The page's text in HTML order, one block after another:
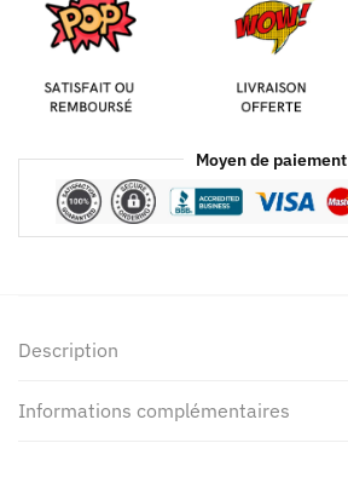
Moyen de paiement
Description
Informations complémentaires